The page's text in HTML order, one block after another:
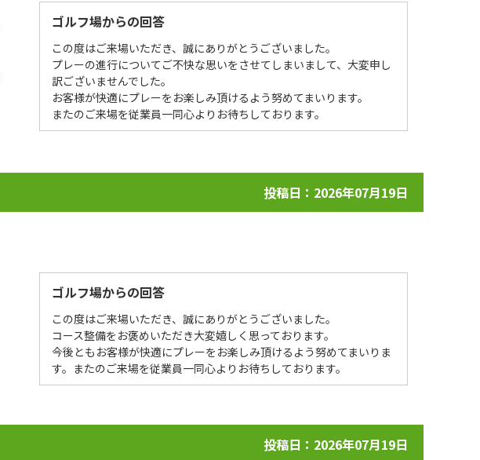
ゴルフ場からの回答
この度はご来場いただき、誠にありがとうございました。
プレーの進行についてご不快な思いをさせてしまいまして、大変申し
訳ございませんでした。
お客様が快適にプレーをお楽しみ頂けるよう努めてまいります。
またのご来場を従業員一同心よりお待ちしております。
投稿日：2026年07月19日
ゴルフ場からの回答
この度はご来場いただき、誠にありがとうございました。
コース整備をお褒めいただき大変嬉しく思っております。
今後ともお客様が快適にプレーをお楽しみ頂けるよう努めてまいりま
す。またのご来場を従業員一同心よりお待ちしております。
投稿日：2026年07月19日